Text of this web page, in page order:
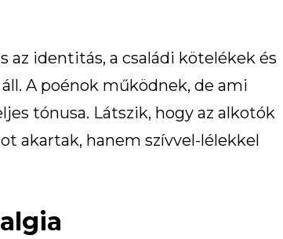
identitás, a családi kötelékek és
A poénok működnek, de ami
tónusa. Látszik, hogy az alkotók
akartak, hanem szívvel-lélekkel